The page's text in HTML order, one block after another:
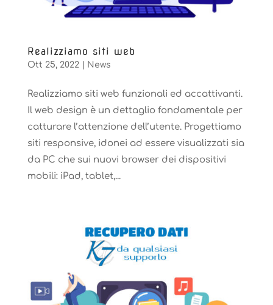
Realizziamo siti web
Ott 25, 2022| News
Realizziamo siti web funzionali ed accattivanti.
Il web design è un dettaglio fondamentale per
catturare l’attenzione dell’utente. Progettiamo
siti responsive, idonei ad essere visualizzati sia
da PC che sui nuovi browser dei dispositivi
mobili: iPad, tablet,...